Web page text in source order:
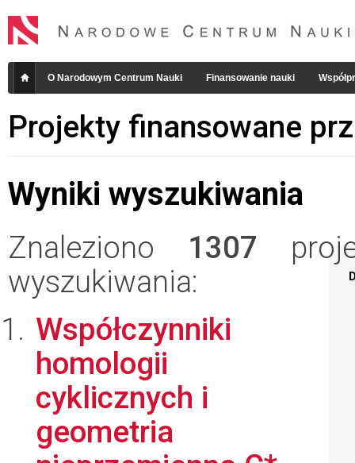
O Narodowym Centrum Nauki Finansowanie nauki
Projekty finansowane
Wyniki wyszukiwania
Znaleziono 1307
wyszukiwania:
Współczynniki
homologii
cyklicznych i
geometria